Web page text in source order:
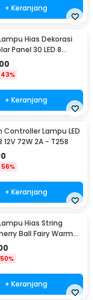
+ Keranjang
Hias Dekorasi
Panel 30 LED 8
- 896
43%
+ Keranjang
Controller Lampu LED
12V 72W 2A - T258
56%
+ Keranjang
Hias String
Ball Fairy Warm
LY20W
50%
+ Keranjang